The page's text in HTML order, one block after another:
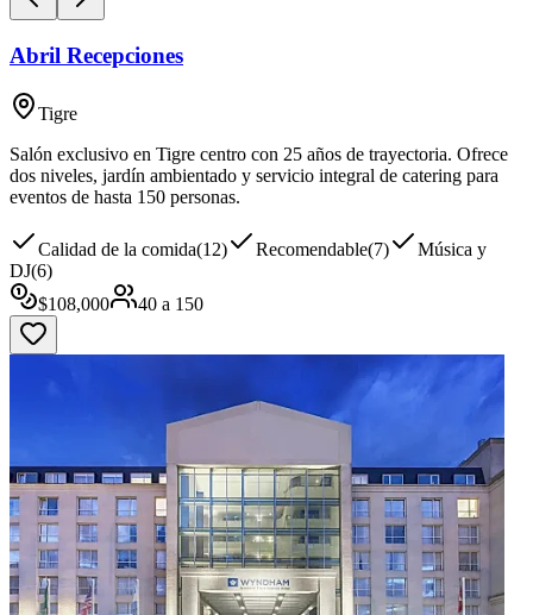
Abril Recepciones
Tigre
Salón exclusivo en Tigre centro con 25 años de trayectoria. Ofrece
dos niveles, jardín ambientado y servicio integral de catering para
eventos de hasta 150 personas.
Calidad de la comida(12) Recomendable(7)
Música y
DJ(6)
$108,000 40 a 150